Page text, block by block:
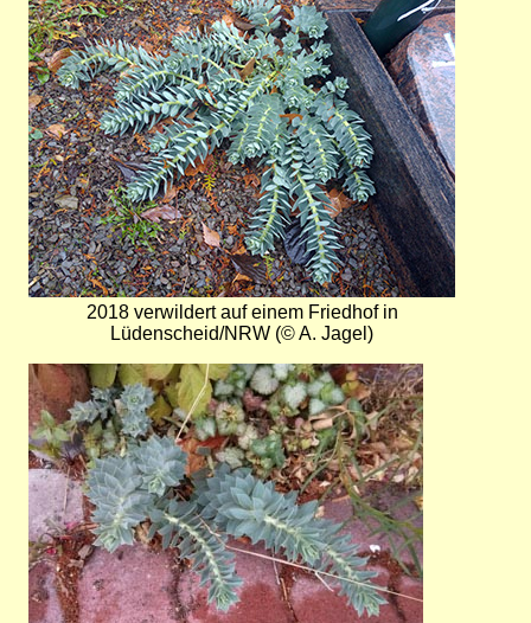
2018 verwildert auf einem Friedhof in
Lüdenscheid/NRW (© A. Jagel)
Bild